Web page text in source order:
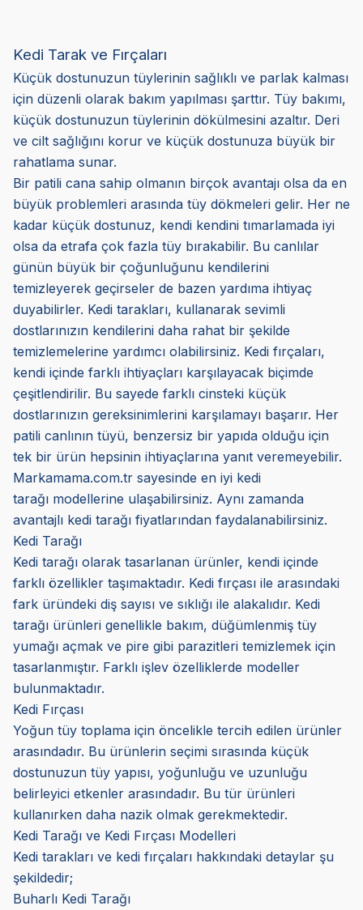
Kedi Tarak ve Fırçaları
Küçük dostunuzun tüylerinin sağlıklı ve parlak kalması
için düzenli olarak bakım yapılması şarttır. Tüy bakımı,
küçük dostunuzun tüylerinin dökülmesini azaltır. Deri
ve cilt sağlığını korur ve küçük dostunuza büyük bir
rahatlama sunar.
Bir patili cana sahip olmanın birçok avantajı olsa da en
büyük problemleri arasında tüy dökmeleri gelir. Her ne
kadar küçük dostunuz, kendi kendini tımarlamada iyi
olsa da etrafa çok fazla tüy bırakabilir. Bu canlılar
günün büyük bir çoğunluğunu kendilerini
temizleyerek geçirseler de bazen yardıma ihtiyaç
duyabilirler. Kedi tarakları, kullanarak sevimli
dostlarınızın kendilerini daha rahat bir şekilde
temizlemelerine yardımcı olabilirsiniz. Kedi fırçaları,
kendi içinde farklı ihtiyaçları karşılayacak biçimde
çeşitlendirilir. Bu sayede farklı cinsteki küçük
dostlarınızın gereksinimlerini karşılamayı başarır. Her
patili canlının tüyü, benzersiz bir yapıda olduğu için
tek bir ürün hepsinin ihtiyaçlarına yanıt veremeyebilir.
Markamama.com.tr sayesinde en iyi kedi
tarağı modellerine ulaşabilirsiniz. Aynı zamanda
avantajlı kedi tarağı fiyatlarından faydalanabilirsiniz.
Kedi Tarağı
Kedi tarağı olarak tasarlanan ürünler, kendi içinde
farklı özellikler taşımaktadır. Kedi fırçası ile arasındaki
fark üründeki diş sayısı ve sıklığı ile alakalıdır. Kedi
tarağı ürünleri genellikle bakım, düğümlenmiş tüy
yumağı açmak ve pire gibi parazitleri temizlemek için
tasarlanmıştır. Farklı işlev özelliklerde modeller
bulunmaktadır.
Kedi Fırçası
Yoğun tüy toplama için öncelikle tercih edilen ürünler
arasındadır. Bu ürünlerin seçimi sırasında küçük
dostunuzun tüy yapısı, yoğunluğu ve uzunluğu
belirleyici etkenler arasındadır. Bu tür ürünleri
kullanırken daha nazik olmak gerekmektedir.
Kedi Tarağı ve Kedi Fırçası Modelleri
Kedi tarakları ve kedi fırçaları hakkındaki detaylar şu
şekildedir;
Buharlı Kedi Tarağı